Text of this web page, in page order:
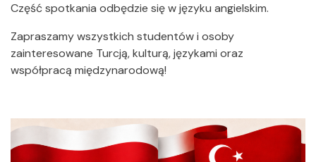
Część spotkania odbędzie się w języku angielskim.
Zapraszamy wszystkich studentów i osoby
zainteresowane Turcją, kulturą, językami oraz
współpracą międzynarodową!